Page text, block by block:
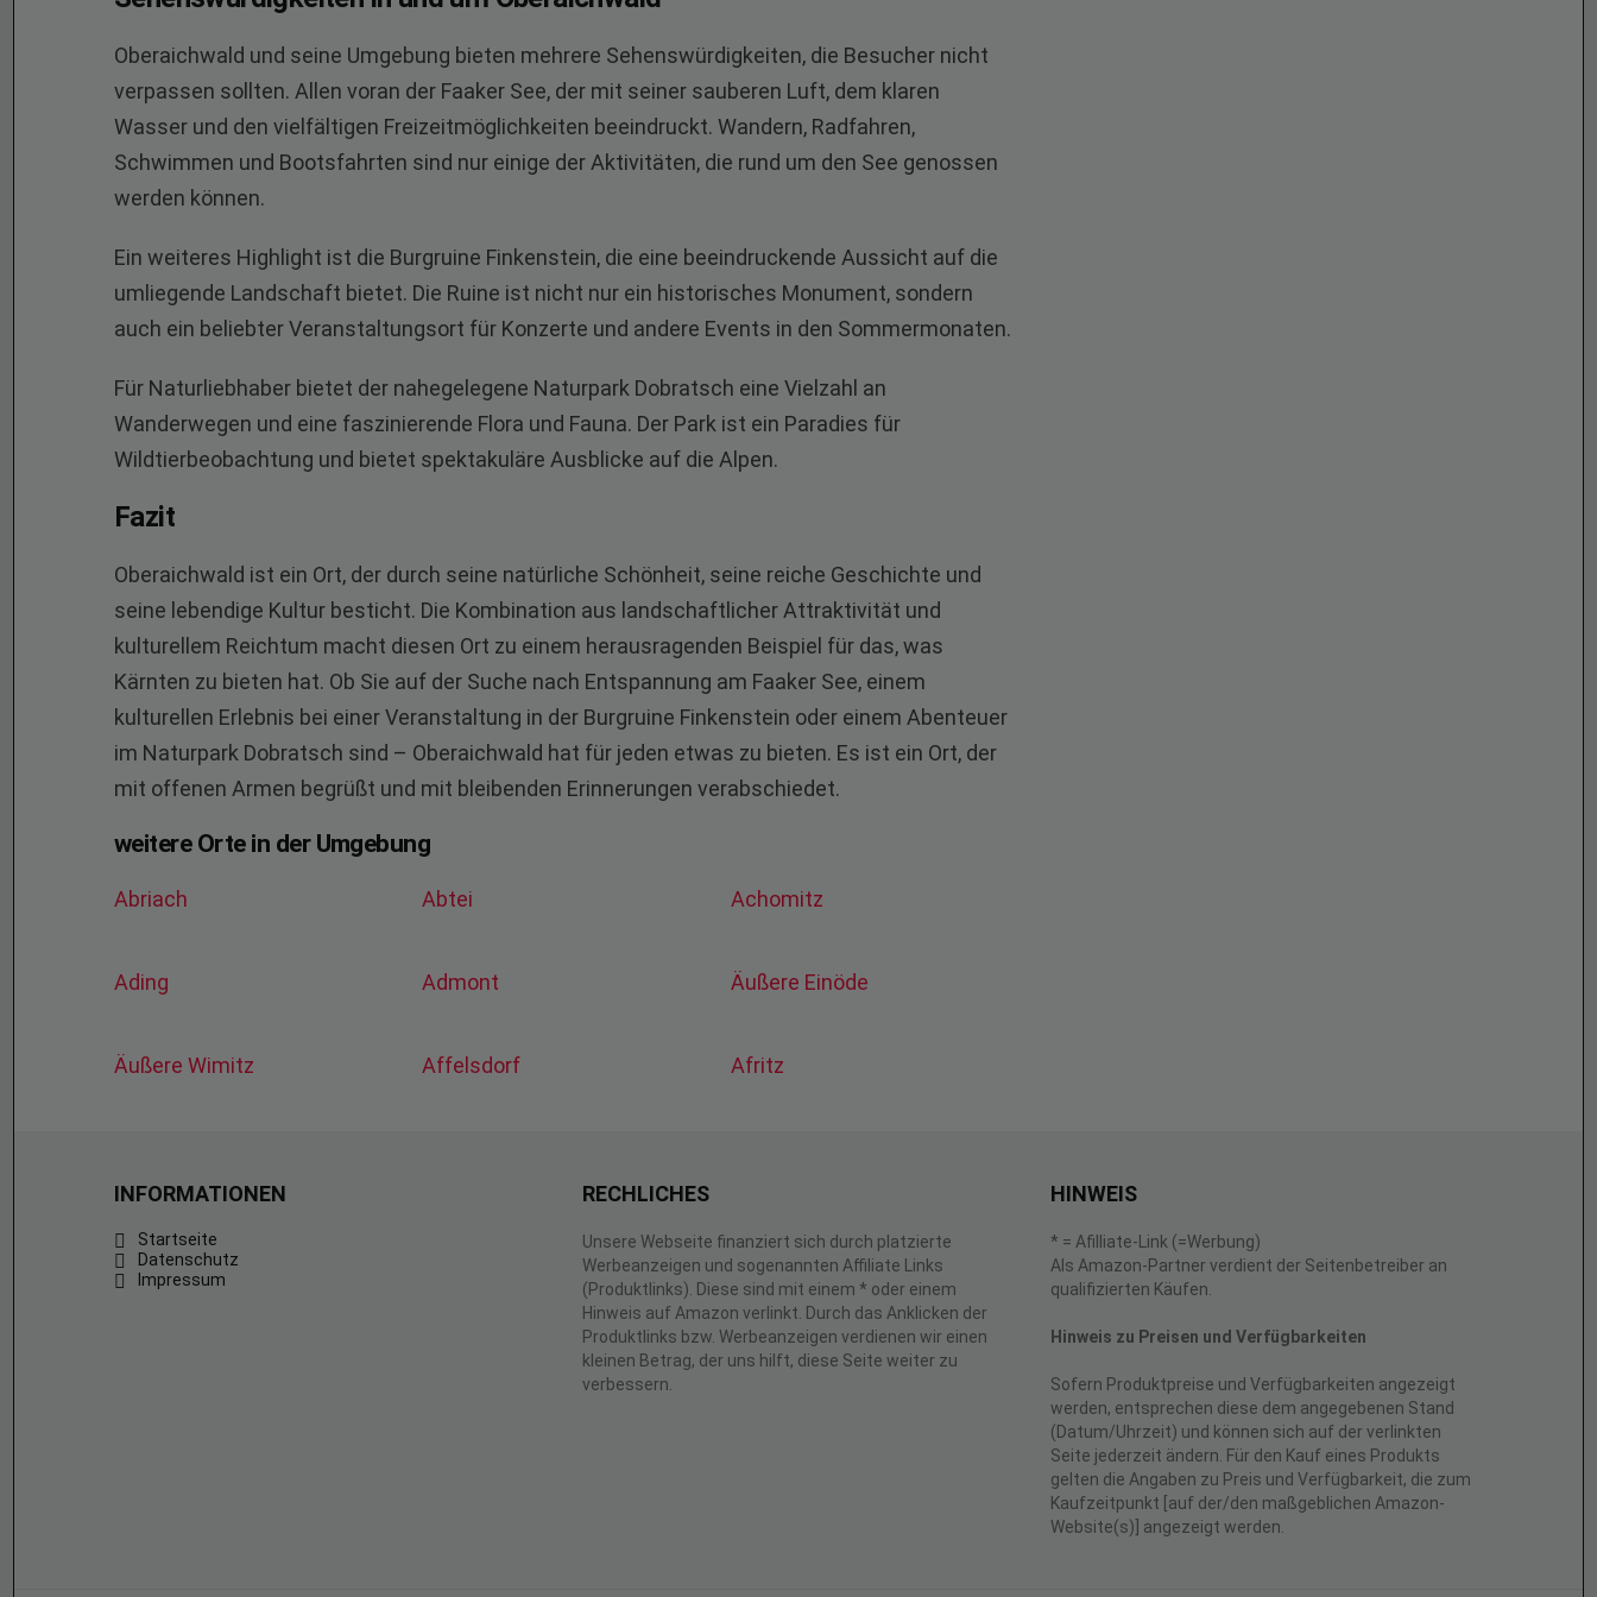
Oberaichwald und seine Umgebung bieten mehrere Sehenswürdigkeiten, die Besucher nicht
verpassen sollten. Allen voran der Faaker See, der mit seiner sauberen Luft, dem klaren
Wasser und den vielfältigen Freizeitmöglichkeiten beeindruckt. Wandern, Radfahren,
Schwimmen und Bootsfahrten sind nur einige der Aktivitäten, die rund um den See genossen
werden können.
Ein weiteres Highlight ist die Burgruine Finkenstein, die eine beeindruckende Aussicht auf die
umliegende Landschaft bietet. Die Ruine ist nicht nur ein historisches Monument, sondern
auch ein beliebter Veranstaltungsort für Konzerte und andere Events in den Sommermonaten.
Für Naturliebhaber bietet der nahegelegene Naturpark Dobratsch eine Vielzahl an
Wanderwegen und eine faszinierende Flora und Fauna. Der Park ist ein Paradies für
Wildtierbeobachtung und bietet spektakuläre Ausblicke auf die Alpen.
Fazit
Oberaichwald ist ein Ort, der durch seine natürliche Schönheit, seine reiche Geschichte und
seine lebendige Kultur besticht. Die Kombination aus landschaftlicher Attraktivität und
kulturellem Reichtum macht diesen Ort zu einem herausragenden Beispiel für das, was
Kärnten zu bieten hat. Ob Sie auf der Suche nach Entspannung am Faaker See, einem
kulturellen Erlebnis bei einer Veranstaltung in der Burgruine Finkenstein oder einem Abenteuer
im Naturpark Dobratsch sind – Oberaichwald hat für jeden etwas zu bieten. Es ist ein Ort, der
mit offenen Armen begrüßt und mit bleibenden Erinnerungen verabschiedet.
weitere Orte in der Umgebung
Abriach Abtei Achomitz
Ading Admont Äußere Einöde
Äußere Wimitz Affelsdorf Afritz
INFORMATIONEN
Startseite
Datenschutz
Impressum
RECHLICHES
Unsere Webseite finanziert sich durch platzierte
Werbeanzeigen und sogenannten Affiliate Links
(Produktlinks). Diese sind mit einem * oder einem
Hinweis auf Amazon verlinkt. Durch das Anklicken der
Produktlinks bzw. Werbeanzeigen verdienen wir einen
kleinen Betrag, der uns hilft, diese Seite weiter zu
verbessern.
HINWEIS
* = Afilliate-Link (=Werbung)
Als Amazon-Partner verdient der Seitenbetreiber an
qualifizierten Käufen.
Hinweis zu Preisen und Verfügbarkeiten
Sofern Produktpreise und Verfügbarkeiten angezeigt
werden, entsprechen diese dem angegebenen Stand
(Datum/Uhrzeit) und können sich auf der verlinkten
Seite jederzeit ändern. Für den Kauf eines Produkts
gelten die Angaben zu Preis und Verfügbarkeit, die zum
Kaufzeitpunkt [auf der/den maßgeblichen Amazon-
Website(s)] angezeigt werden.